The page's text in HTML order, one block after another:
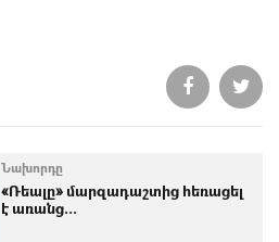
Նախորդը
«Ռեալը» մարզադաշտից հեռացել
է առանց...